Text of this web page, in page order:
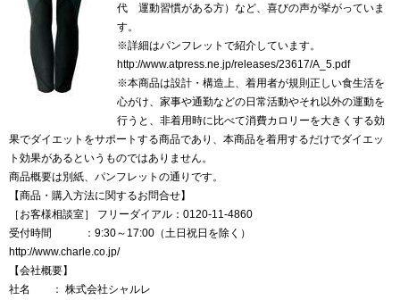
代 運動習慣がある方）など、喜びの声が挙がっていま
す。
※詳細はパンフレットで紹介しています。
http://www.atpress.ne.jp/releases/23617/A_5.pdf
※本商品は設計・構造上、着用者が規則正しい食生活を
心がけ、家事や通勤などの日常活動やそれ以外の運動を
行うと、非着用時に比べて消費カロリーを大きくする効
果でダイエットをサポートする商品であり、本商品を着用するだけでダイエッ
ト効果があるというものではありません。
商品概要は別紙、パンフレットの通りです。
【商品・購入方法に関するお問合せ】
［お客様相談室］ フリーダイアル：0120-11-4860
受付時間 ：9:30～17:00（土日祝日を除く）
http://www.charle.co.jp/
【会社概要】
社名 ： 株式会社シャルレ